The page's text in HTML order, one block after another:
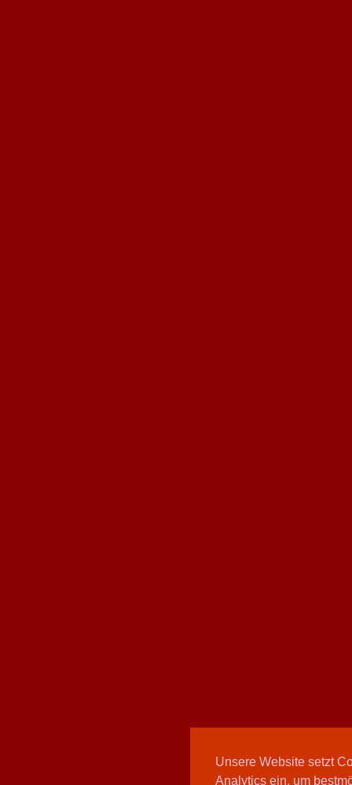
Unsere Website setzt
Analytics ein, um